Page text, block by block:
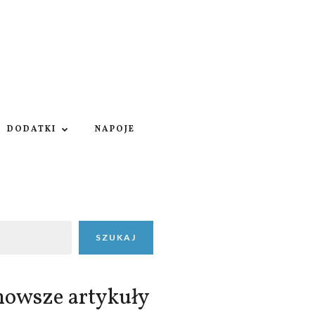
DODATKI NAPOJE
SZUKAJ
artykuły